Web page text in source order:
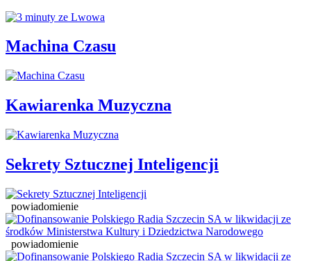
Machina Czasu
Kawiarenka Muzyczna
Sekrety Sztucznej Inteligencji
powiadomienie
powiadomienie